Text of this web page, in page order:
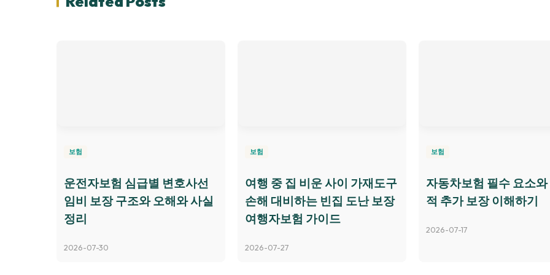
보험
운전자보험 심급별 변호사선
임비 보장 구조와 오해와 사실
정리
2026-07-30
보험
여행 중 집 비운 사이 가재도구
손해 대비하는 빈집 도난 보장
여행자보험 가이드
2026-07-27
보험
자동차보험 필수 요소와
적 추가 보장 이해하기
2026-07-17